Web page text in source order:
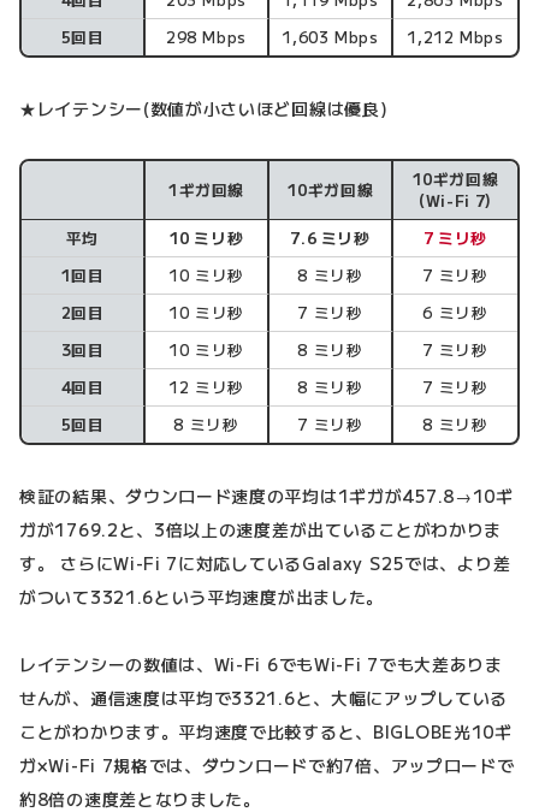
5回目
298 Mbps 1,603 Mbps 1,212 Mbps
★レイテンシー(数値が小さいほど回線は優良)
レイテンシー1ギガ回線 10ギガ回線
10ギガ回線
(Wi-Fi 7)
平均
10 ミリ秒 7.6 ミリ秒
7 ミリ秒
1回目
10 ミリ秒 8 ミリ秒
7 ミリ秒
2回目
10 ミリ秒 7 ミリ秒
6 ミリ秒
3回目
10 ミリ秒 8 ミリ秒
7 ミリ秒
4回目
12 ミリ秒 8 ミリ秒
7 ミリ秒
5回目
8 ミリ秒 7 ミリ秒 8 ミリ秒
検証の結果、ダウンロード速度の平均は1ギガが457.8→10ギ
ガが1769.2と、3倍以上の速度差が出ていることがわかりま
す。 さらにWi-Fi 7に対応しているGalaxy S25では、より差
がついて3321.6という平均速度が出ました。
レイテンシーの数値は、Wi-Fi 6でもWi-Fi 7でも大差ありま
せんが、通信速度は平均で3321.6と、大幅にアップしている
ことがわかります。平均速度で比較すると、BIGLOBE光10ギ
ガ×Wi-Fi 7規格では、ダウンロードで約7倍、アップロードで
約8倍の速度差となりました。